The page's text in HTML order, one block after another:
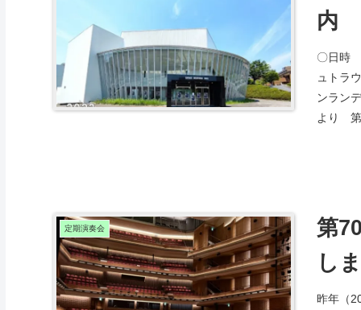
内
〇日時
ュトラ
ンラン
より 第
定期演奏会
第
し
昨年（